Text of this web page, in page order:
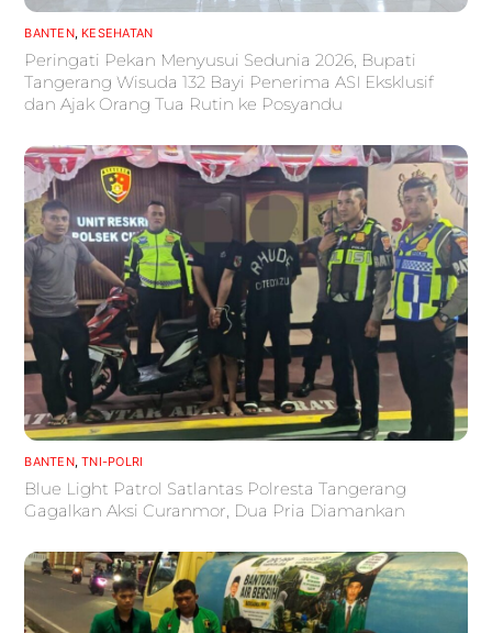
BANTEN, KESEHATAN
Peringati Pekan Menyusui Sedunia 2026, Bupati
Tangerang Wisuda 132 Bayi Penerima ASI Eksklusif
dan Ajak Orang Tua Rutin ke Posyandu
BANTEN,TNI-POLRI
Blue Light Patrol Satlantas Polresta Tangerang
Gagalkan Aksi Curanmor, Dua Pria Diamankan